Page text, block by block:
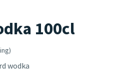
100cl
wodka